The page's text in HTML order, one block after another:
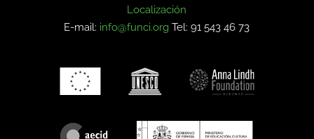
Localización
E-mail: info@funci.org Tel: 91 543 46 73